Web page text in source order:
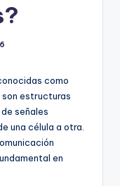
como
son estructuras
señales
una célula a otra.
en